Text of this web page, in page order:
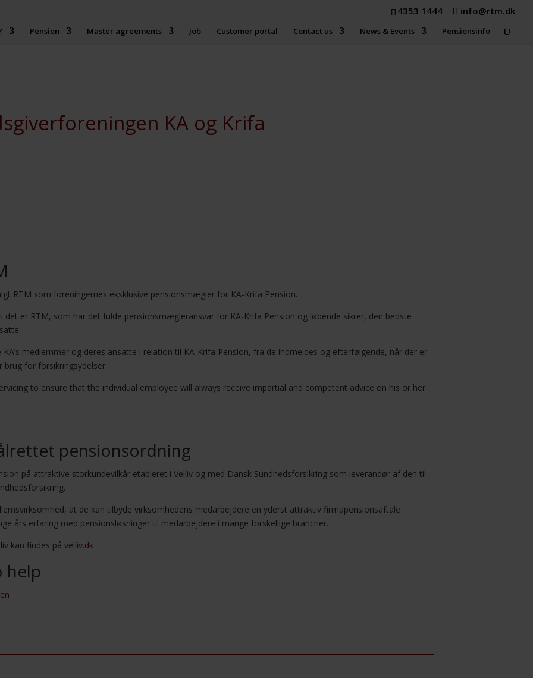
4353 1444 info@rtm.dk
Pension Master agreements Job Customer portal Contact us News & Events Pensionsinfo
KA og Krifa
RTM som foreningernes eksklusive pensionsmægler for KA-Krifa Pension.
er RTM, som har det fulde pensionsmægleransvar for KA-Krifa Pension og løbende sikrer, den bedste
medlemmer og deres ansatte i relation til KA-Krifa Pension, fra de indmeldes og efterfølgende, når der er
brug for forsikringsydelser
to ensure that the individual employee will always receive impartial and competent advice on his or her
pensionsordning
på attraktive storkundevilkår etableret i Velliv og med Dansk Sundhedsforsikring som leverandør af den til
at de kan tilbyde virksomhedens medarbejdere en yderst attraktiv firmapensionsaftale
års erfaring med pensionsløsninger til medarbejdere i mange forskellige brancher.
kan findes på velliv.dk
help